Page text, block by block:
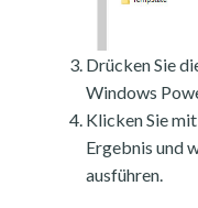
Drücken Sie
Windows
Klicken Sie
Ergebnis und
ausführen.